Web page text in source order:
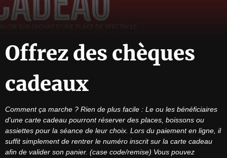
Offrez des chèques
cadeaux
Comment ça marche ? Rien de plus facile : Le ou les bénéficiaires
d'une carte cadeau pourront réserver des places, boissons ou
assiettes pour la séance de leur choix. Lors du paiement en ligne, il
suffit simplement de rentrer le numéro inscrit sur la carte cadeau
afin de valider son panier. (case code/remise) Vous pouvez